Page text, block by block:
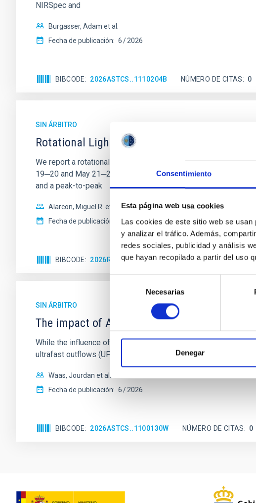
Consentimiento
Esta página web usa cookies
Las cookies de este sitio web se
y analizar el tráfico. Además,
redes sociales, publicidad y análisis
que hayan recopilado a partir del uso
consentimiento
Necesarias
Denegar
NIRSpec and
Burgasser, Adam et al.
Fecha de publicación: 6 2026
BIBCODE 2026ASTCS..1110204B NÚMERO DE CITAS 0
SIN ÁRBITRO
Rotational Light Curve and Photometric
We report a rotational light curve and Fourier baseline model
19─20 and May 21─22 UT with the Two-meter Twin
and a peak-to-peak
Alarcon, Miguel R. et al.
Fecha de publicación:
5 2026
BIBCODE 2026RNAAS..10..143A NÚMERO DE CITAS 0
SIN ÁRBITRO
The impact of Active Galactic Nuclei on
While the influence of supermassive black hole (SMBH)
ultrafast outflows (UFOs), on planetary atmospheres remain
Waas, Jourdan et al.
Fecha de publicación: 6 2026
BIBCODE 2026ASTCS..1100130W NÚMERO DE CITAS 0